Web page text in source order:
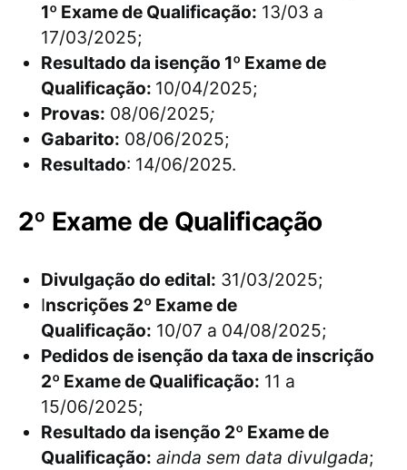
1º Exame de Qualificação: 13/03 a
17/03/2025;
Resultado da isenção 1º Exame de
Qualificação: 10/04/2025;
Provas: 08/06/2025;
Gabarito: 08/06/2025;
Resultado: 14/06/2025.
2º Exame de Qualificação
Divulgação do edital: 31/03/2025;
Inscrições 2º Exame de
Qualificação: 10/07 a 04/08/2025;
Pedidos de isenção da taxa de inscrição
2º Exame de Qualificação: 11 a
15/06/2025;
Resultado da isenção 2º Exame de
Qualificação: ainda sem data divulgada;